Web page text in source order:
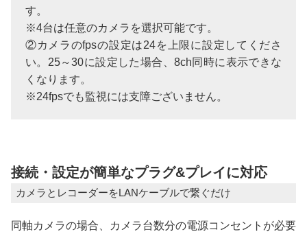
す。
※4台は任意のカメラを選択可能です。
②カメラのfpsの設定は24を上限に設定してくださ
い。25～30に設定した場合、8ch同時に表示できな
くなります。
※24fpsでも監視には支障ございません。
接続・設定が簡単なプラグ&プレイに対応
カメラとレコーダーをLANケーブルで繋ぐだけ
同軸カメラの場合、カメラ台数分の電源コンセントが必要